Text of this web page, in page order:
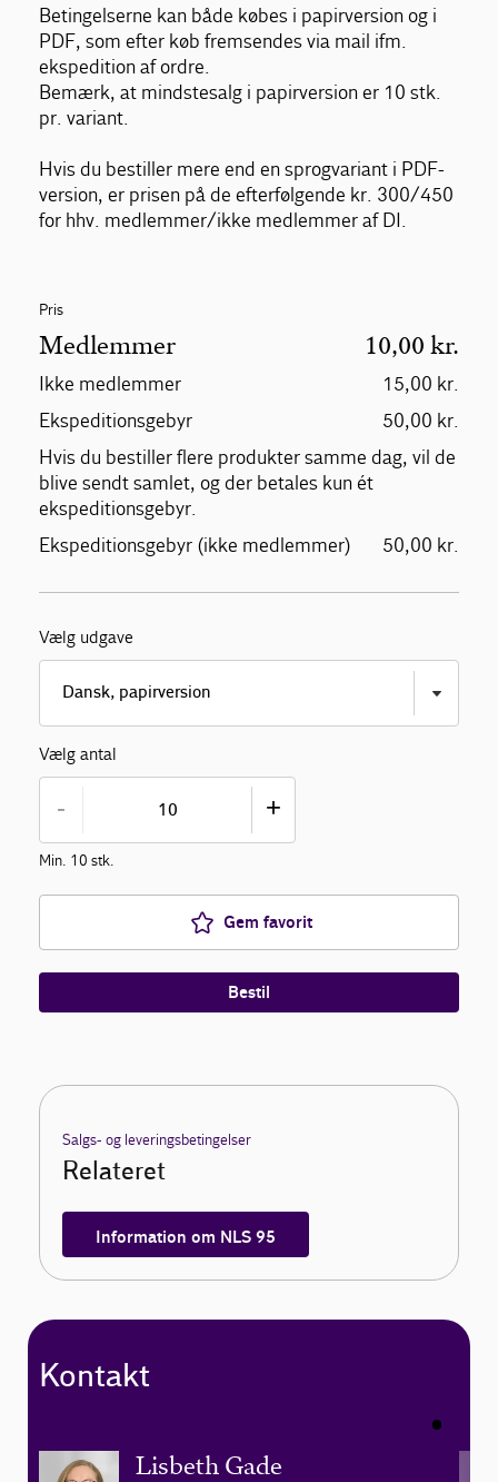
Betingelserne kan både købes i papirversion og i
PDF, som efter køb fremsendes via mail ifm.
ekspedition af ordre.
Bemærk, at mindstesalg i papirversion er 10 stk.
pr. variant.
Hvis du bestiller mere end en sprogvariant i PDF-
version, er prisen på de efterfølgende kr. 300/450
for hhv. medlemmer/ikke medlemmer af DI.
Pris
Medlemmer 10,00 kr.
Ikke medlemmer
15,00 kr.
Ekspeditionsgebyr
50,00 kr.
Hvis du bestiller flere produkter samme dag, vil de
blive sendt samlet, og der betales kun ét
ekspeditionsgebyr.
Ekspeditionsgebyr (ikke medlemmer)
50,00 kr.
Vælg udgave
Vælg antal
- +
Min. 10 stk.
Gem favorit
Bestil
Salgs- og leveringsbetingelser
Relateret
Information om NLS 95
Kontakt
Lisbeth Gade